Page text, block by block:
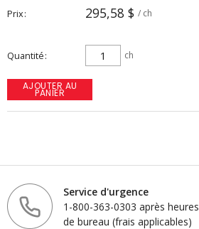
Prix 295,58 $ / ch
Quantité ch
AJOUTER AU
PANIER
Service d'urgence
1-800-363-0303 après heures
de bureau (frais applicables)